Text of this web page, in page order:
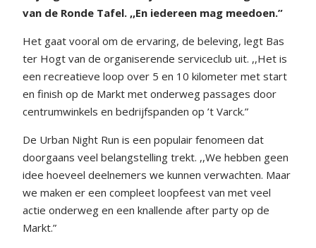
van de Ronde Tafel. ,,En iedereen mag meedoen.”
Het gaat vooral om de ervaring, de beleving, legt Bas
ter Hogt van de organiserende serviceclub uit. ,,Het is
een recreatieve loop over 5 en 10 kilometer met start
en finish op de Markt met onderweg passages door
centrumwinkels en bedrijfspanden op ’t Varck.”
De Urban Night Run is een populair fenomeen dat
doorgaans veel belangstelling trekt. ,,We hebben geen
idee hoeveel deelnemers we kunnen verwachten. Maar
we maken er een compleet loopfeest van met veel
actie onderweg en een knallende after party op de
Markt.”